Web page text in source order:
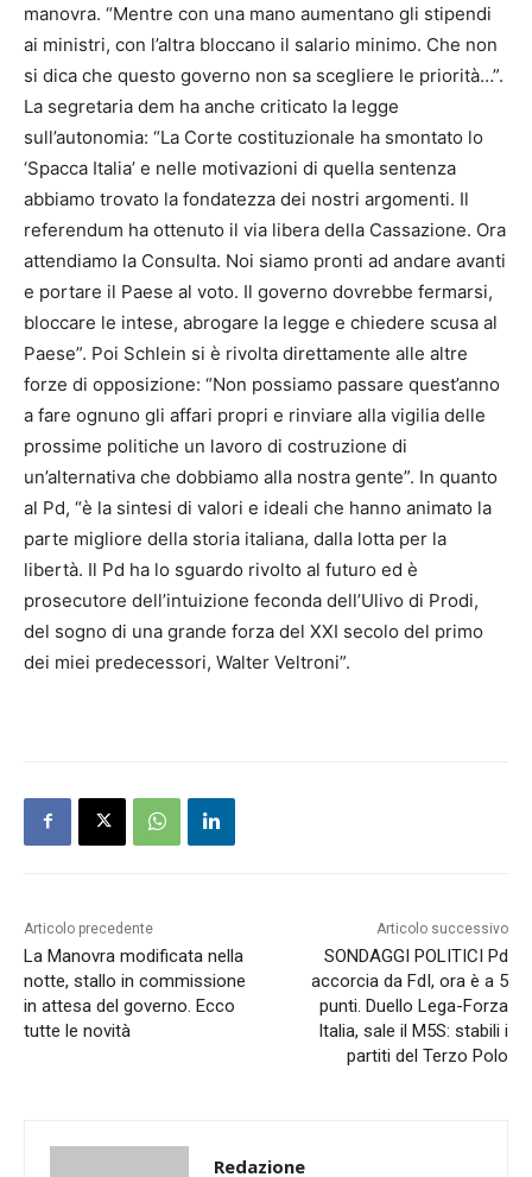
manovra. “Mentre con una mano aumentano gli stipendi
ai ministri, con l’altra bloccano il salario minimo. Che non
si dica che questo governo non sa scegliere le priorità…”.
La segretaria dem ha anche criticato la legge
sull’autonomia: “La Corte costituzionale ha smontato lo
‘Spacca Italia’ e nelle motivazioni di quella sentenza
abbiamo trovato la fondatezza dei nostri argomenti. Il
referendum ha ottenuto il via libera della Cassazione. Ora
attendiamo la Consulta. Noi siamo pronti ad andare avanti
e portare il Paese al voto. Il governo dovrebbe fermarsi,
bloccare le intese, abrogare la legge e chiedere scusa al
Paese”. Poi Schlein si è rivolta direttamente alle altre
forze di opposizione: “Non possiamo passare quest’anno
a fare ognuno gli affari propri e rinviare alla vigilia delle
prossime politiche un lavoro di costruzione di
un’alternativa che dobbiamo alla nostra gente”. In quanto
al Pd, “è la sintesi di valori e ideali che hanno animato la
parte migliore della storia italiana, dalla lotta per la
libertà. Il Pd ha lo sguardo rivolto al futuro ed è
prosecutore dell’intuizione feconda dell’Ulivo di Prodi,
del sogno di una grande forza del XXI secolo del primo
dei miei predecessori, Walter Veltroni”.
Articolo precedente
La Manovra modificata nella
notte, stallo in commissione
in attesa del governo. Ecco
tutte le novità
Articolo successivo
SONDAGGI POLITICI Pd
accorcia da FdI, ora è a 5
punti. Duello Lega-Forza
Italia, sale il M5S: stabili i
partiti del Terzo Polo
Redazione